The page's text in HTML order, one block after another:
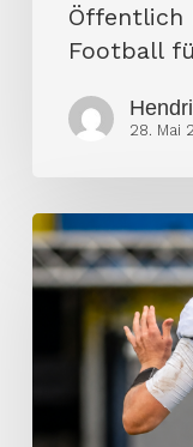
Öffentlich
Football
28. Mai
EFA